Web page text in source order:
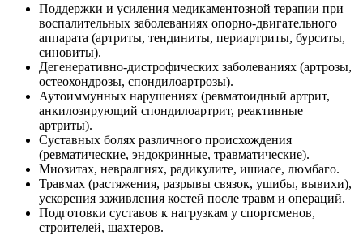
Поддержки и усиления медикаментозной терапии при
воспалительных заболеваниях опорно-двигательного
аппарата (артриты, тендиниты, периартриты, бурситы,
синовиты).
Дегенеративно-дистрофических заболеваниях (артрозы,
остеохондрозы, спондилоартрозы).
Аутоиммунных нарушениях (ревматоидный артрит,
анкилозирующий спондилоартрит, реактивные
артриты).
Суставных болях различного происхождения
(ревматические, эндокринные, травматические).
Миозитах, невралгиях, радикулите, ишиасе, люмбаго.
Травмах (растяжения, разрывы связок, ушибы, вывихи),
ускорения заживления костей после травм и операций.
Подготовки суставов к нагрузкам у спортсменов,
строителей, шахтеров.